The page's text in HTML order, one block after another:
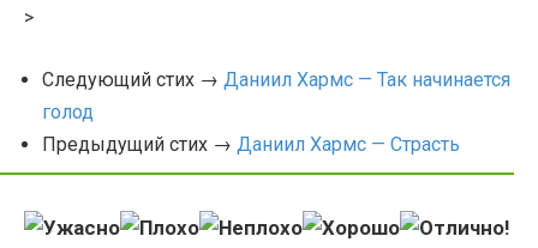
>
Следующий стих → Даниил Хармс — Так начинается
голод
Предыдущий стих → Даниил Хармс — Страсть